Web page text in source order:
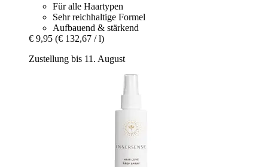
Für alle Haartypen
Sehr reichhaltige Formel
Aufbauend & stärkend
€ 9,95 (€ 132,67 / l)
Zustellung bis 11. August